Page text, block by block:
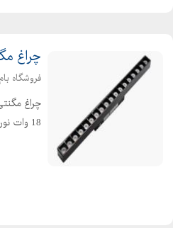
چراغ
فروشگاه
18 وات
دلیل